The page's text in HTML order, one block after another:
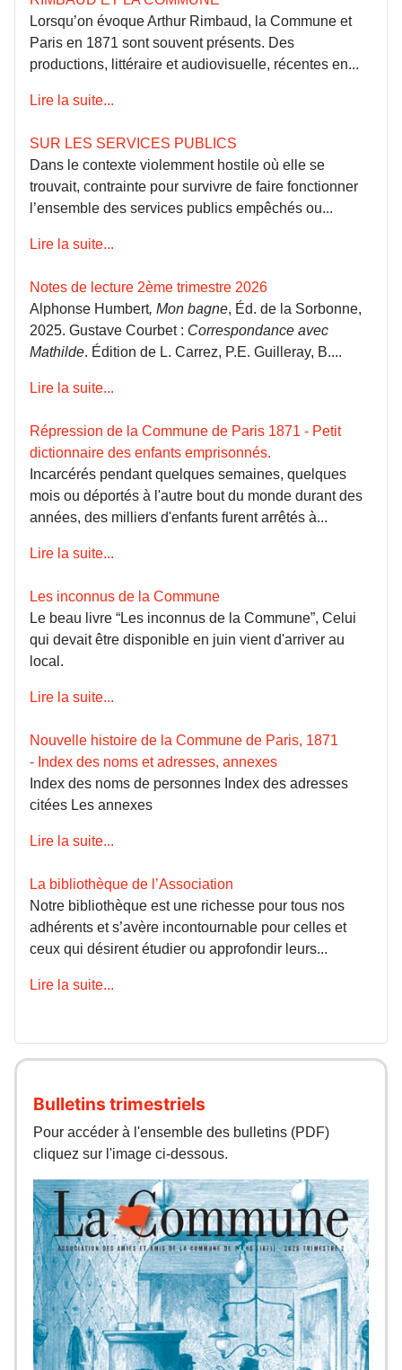
Lorsqu’on évoque Arthur Rimbaud, la Commune et
Paris en 1871 sont souvent présents. Des
productions, littéraire et audiovisuelle, récentes en...
Lire la suite...
SUR LES SERVICES PUBLICS
Dans le contexte violemment hostile où elle se
trouvait, contrainte pour survivre de faire fonctionner
l’ensemble des services publics empêchés ou...
Lire la suite...
Notes de lecture 2ème trimestre 2026
Alphonse Humbert, Mon bagne, Éd. de la Sorbonne,
2025. Gustave Courbet : Correspondance avec
Mathilde. Édition de L. Carrez, P.E. Guilleray, B....
Lire la suite...
Répression de la Commune de Paris 1871 - Petit
dictionnaire des enfants emprisonnés.
Incarcérés pendant quelques semaines, quelques
mois ou déportés à l'autre bout du monde durant des
années, des milliers d'enfants furent arrêtés à...
Lire la suite...
Les inconnus de la Commune
Le beau livre “Les inconnus de la Commune”, Celui
qui devait être disponible en juin vient d'arriver au
local.
Lire la suite...
Nouvelle histoire de la Commune de Paris, 1871
- Index des noms et adresses, annexes
Index des noms de personnes Index des adresses
citées Les annexes
Lire la suite...
La bibliothèque de l’Association
Notre bibliothèque est une richesse pour tous nos
adhérents et s’avère incontournable pour celles et
ceux qui désirent étudier ou approfondir leurs...
Lire la suite...
Bulletins trimestriels
Pour accéder à l'ensemble des bulletins (PDF)
cliquez sur l'image ci-dessous.